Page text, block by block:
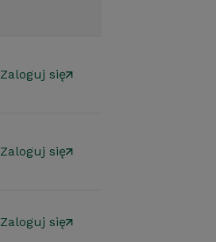
Zaloguj się
Zaloguj się
Zaloguj się